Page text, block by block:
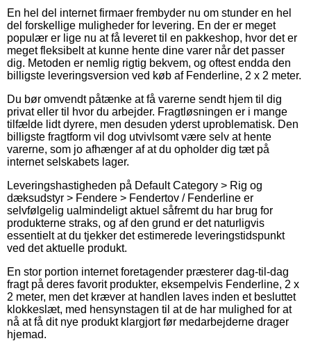
En hel del internet firmaer frembyder nu om stunder en hel
del forskellige muligheder for levering. En der er meget
populær er lige nu at få leveret til en pakkeshop, hvor det er
meget fleksibelt at kunne hente dine varer når det passer
dig. Metoden er nemlig rigtig bekvem, og oftest endda den
billigste leveringsversion ved køb af Fenderline, 2 x 2 meter.
Du bør omvendt påtænke at få varerne sendt hjem til dig
privat eller til hvor du arbejder. Fragtløsningen er i mange
tilfælde lidt dyrere, men desuden yderst uproblematisk. Den
billigste fragtform vil dog utvivlsomt være selv at hente
varerne, som jo afhænger af at du opholder dig tæt på
internet selskabets lager.
Leveringshastigheden på Default Category > Rig og
dæksudstyr > Fendere > Fendertov / Fenderline er
selvfølgelig ualmindeligt aktuel såfremt du har brug for
produkterne straks, og af den grund er det naturligvis
essentielt at du tjekker det estimerede leveringstidspunkt
ved det aktuelle produkt.
En stor portion internet foretagender præsterer dag-til-dag
fragt på deres favorit produkter, eksempelvis Fenderline, 2 x
2 meter, men det kræver at handlen laves inden et besluttet
klokkeslæt, med hensynstagen til at de har mulighed for at
nå at få dit nye produkt klargjort før medarbejderne drager
hjemad.